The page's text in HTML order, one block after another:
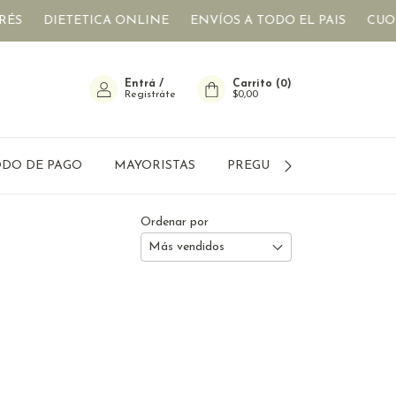
DIETETICA ONLINE ENVÍOS A TODO EL PAIS
Entrá /
Registráte
Carrito (0)
$0,00
DE PAGO MAYORISTAS PREGUNTAS FRECUENTES
Ordenar por